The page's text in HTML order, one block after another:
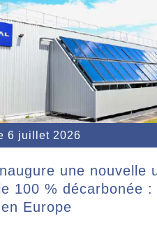
6 juillet 2026
une nouvelle
100 % décarbonée :
Europe